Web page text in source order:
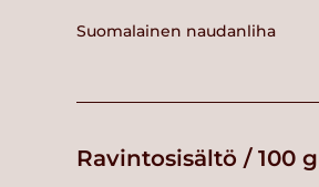
Suomalainen naudanliha
Ravintosisältö / 100 g